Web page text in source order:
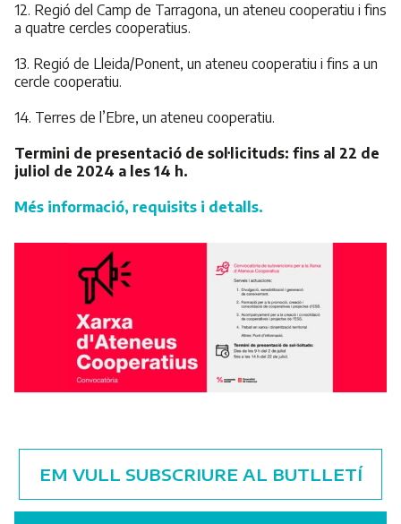
12. Regió del Camp de Tarragona, un ateneu cooperatiu i fins
a quatre cercles cooperatius.
13. Regió de Lleida/Ponent, un ateneu cooperatiu i fins a un
cercle cooperatiu.
14. Terres de l’Ebre, un ateneu cooperatiu.
Termini de presentació de sol·licituds: fins al 22 de
juliol de 2024 a les 14 h.
Més informació, requisits i detalls.
EM VULL SUBSCRIURE AL BUTLLETÍ